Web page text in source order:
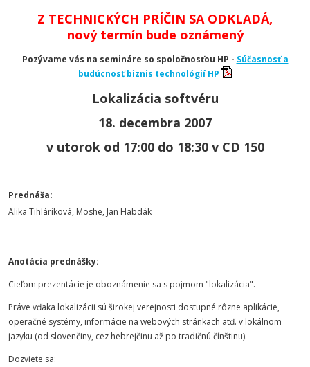
Z TECHNICKÝCH PRÍČIN SA ODKLADÁ,
nový termín bude oznámený
Pozývame vás na semináre so spoločnosťou HP - Súčasnosť a
budúcnosť biznis technológií HP
Lokalizácia softvéru
18. decembra 2007
v utorok od 17:00 do 18:30 v CD 150
Prednáša:
Alika Tihláriková, Moshe, Jan Habdák
Anotácia prednášky:
Cieľom prezentácie je oboznámenie sa s pojmom "lokalizácia".
Práve vďaka lokalizácii sú širokej verejnosti dostupné rôzne aplikácie,
operačné systémy, informácie na webových stránkach atď. v lokálnom
jazyku (od slovenčiny, cez hebrejčinu až po tradičnú čínštinu).
Dozviete sa: